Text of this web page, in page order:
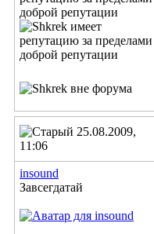
25.08.2009,
11:06
insound
Завсегдатай